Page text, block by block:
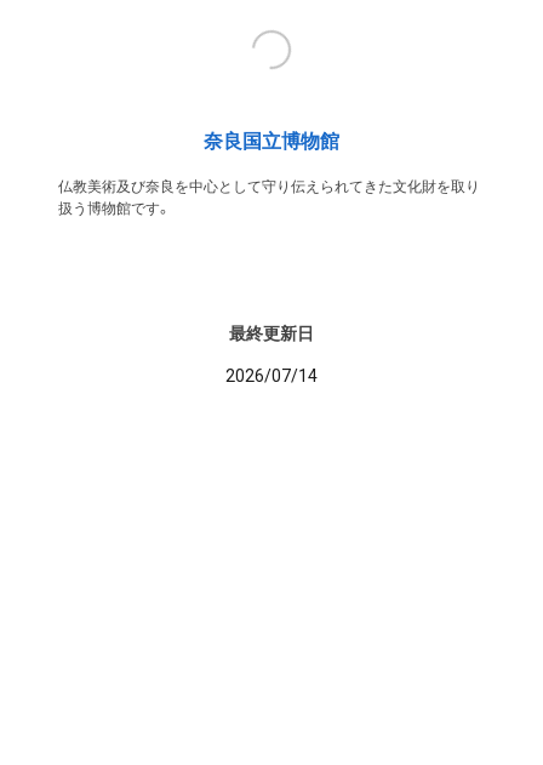
奈良国立博物館
仏教美術及び奈良を中心として守り伝えられてきた文化財を取り
扱う博物館です。
最終更新日
2026/07/14